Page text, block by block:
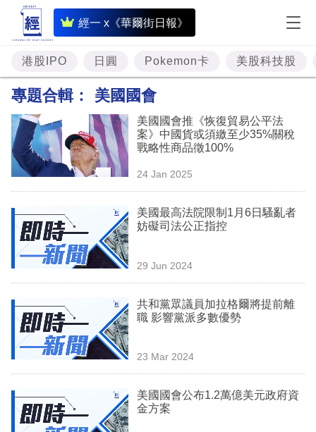
經一 x《華爾街日報》
即
時
財
經
題
投
資
理
業
科
技
場
港股IPO 日圓 Pokemon卡 美股科技股
專題合輯： 美國國會
美國國會推《恢復貿易公平法
案》中國貨或須繳至少35%關稅
戰略性商品徵100%
24 Jan 2025
美國最高法院限制1月6日騷亂者
妨礙司法公正指控
29 Jun 2024
共和黨眾議員加拉格爾將提前離
職 影響黨派多數優勢
23 Mar 2024
美國國會公布1.2萬億美元政府資
金方案